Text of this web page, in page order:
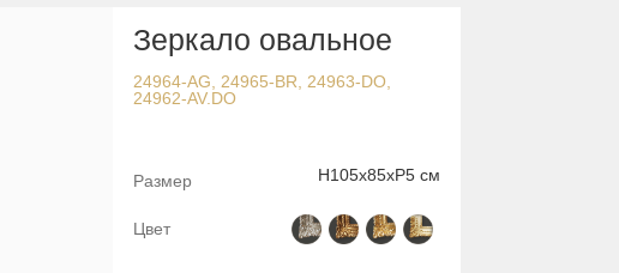
Зеркало овальное
24964-AG, 24965-BR, 24963-DO,
24962-AV.DO
Размер H105x85xP5 см
Цвет